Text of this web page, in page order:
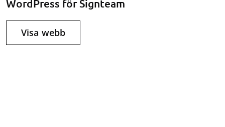
WordPress för Signteam
Visa webb